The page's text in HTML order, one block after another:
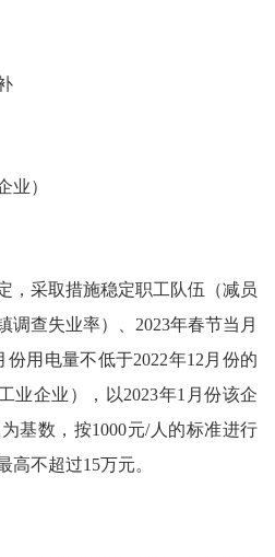
）
采取措施稳定职工队伍（减员
调查失业率）、2023年春节当月
份用电量不低于2022年12月份的
业企业），以2023年1月份该企
基数，按1000元/人的标准进行
高不超过15万元。